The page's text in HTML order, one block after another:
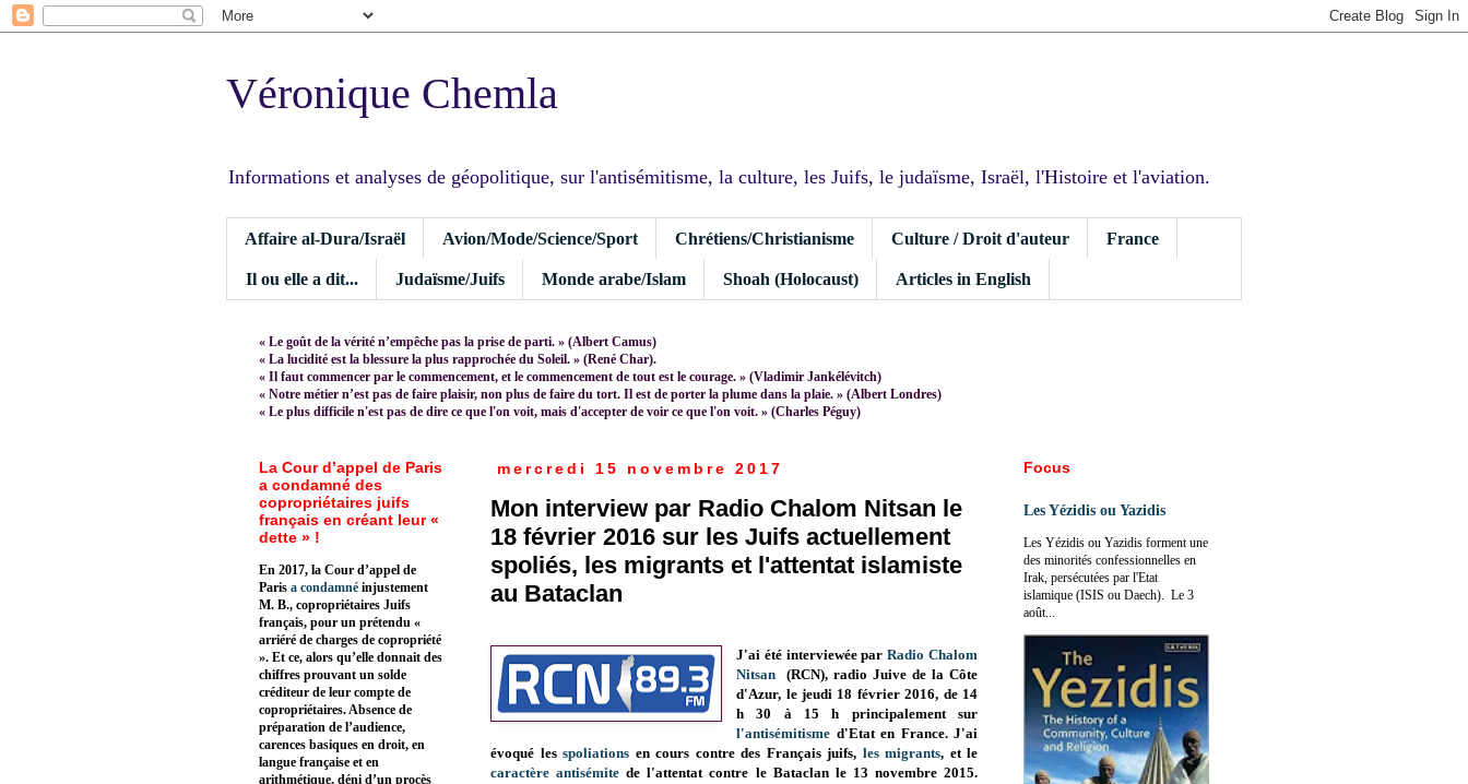
Véronique Chemla
Informations et analyses de géopolitique, sur l'antisémitisme, la culture, les Juifs, le judaïsme, Israël, l'Histoire et l'aviation.
Affaire al-Dura/Israël Avion/Mode/Science/Sport Chrétiens/Christianisme Culture / Droit d'auteur France
Il ou elle a dit... Judaïsme/Juifs Monde arabe/Islam Shoah (Holocaust) Articles in English
« Le goût de la vérité n’empêche pas la prise de parti. » (Albert Camus)
« La lucidité est la blessure la plus rapprochée du Soleil. » (René Char).
« Il faut commencer par le commencement, et le commencement de tout est le courage. » (Vladimir Jankélévitch)
« Notre métier n’est pas de faire plaisir, non plus de faire du tort. Il est de porter la plume dans la plaie. » (Albert Londres)
« Le plus difficile n'est pas de dire ce que l'on voit, mais d'accepter de voir ce que l'on voit. » (Charles Péguy)
mercredi 15 novembre 2017
Mon interview par Radio Chalom Nitsan le
18 février 2016 sur les Juifs actuellement
spoliés, les migrants et l'attentat islamiste
au Bataclan
J'ai été interviewée parRadio Chalom
Nitsan (RCN), radio Juive de la Côte
d'Azur, le jeudi 18 février 2016, de 14
h 30 à 15 h principalement sur
l'antisémitisme d'Etat en France. J'ai
évoqué les spoliations en cours contre des Français juifs, les migrants, et le
caractère antisémite de l'attentat contre le Bataclan le 13 novembre 2015.
La Cour d’appel de Paris
a condamné des
copropriétaires juifs
français en créant leur «
dette » !
En 2017, la Cour d’appel de
Paris a condamné injustement
M. B., copropriétaires Juifs
français, pour un prétendu «
arriéré de charges de copropriété
». Et ce, alors qu’elle donnait des
chiffres prouvant un solde
créditeur de leur compte de
copropriétaires. Absence de
préparation de l’audience,
carences basiques en droit, en
langue française et en
arithmétique, déni d’un procès
Focus
Les Yézidis ou Yazidis
Les Yézidis ou Yazidis forment une
des minorités confessionnelles en
Irak, persécutées par l'Etat
islamique (ISIS ou Daech). Le 3
août...